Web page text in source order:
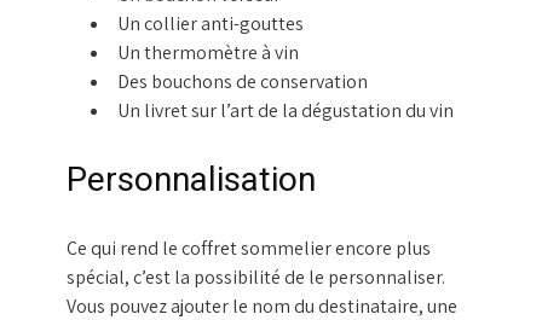
Un collier anti-gouttes
Un thermomètre à vin
Des bouchons de conservation
Un livret sur l’art de la dégustation du vin
Personnalisation
Ce qui rend le coffret sommelier encore plus
spécial, c’est la possibilité de le personnaliser.
Vous pouvez ajouter le nom du destinataire, une